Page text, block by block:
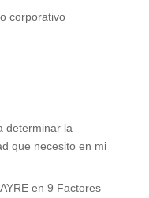
corporativo
determinar la
que necesito en mi
en 9 Factores